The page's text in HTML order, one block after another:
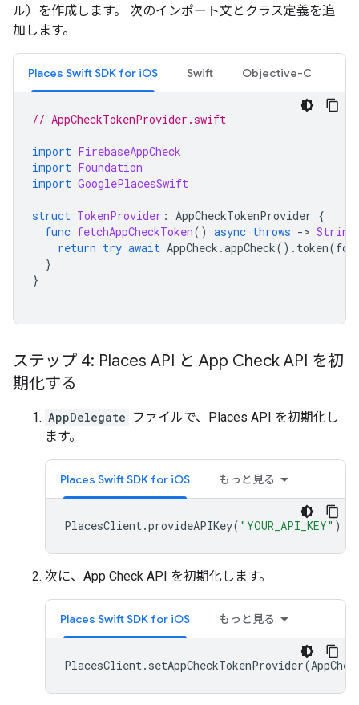
ル）を作成します。 次のインポート文とクラス定義を追
加します。
Places Swift SDK for iOS Swift Objective-C
// AppCheckTokenProvider.swift
import FirebaseAppCheck
import Foundation
import GooglePlacesSwift
struct TokenProvider : AppCheckTokenProvider {
func fetchAppCheckToken() async throws -> String
return try await AppCheck .appCheck(). token(
}
}
ステップ 4: Places API と App Check API を初
期化する
AppDelegate ファイルで、Places API を初期化し
ます。
Places Swift SDK for iOS もっと見る
PlacesClient.provideAPIKey( "YOUR_API_KEY" )
次に、App Check API を初期化します。
Places Swift SDK for iOS もっと見る
PlacesClient. setAppCheckTokenProvider(